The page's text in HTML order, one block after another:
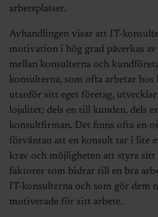
arbetsplatser.
Avhandlingen visar att IT-
motivation i hög grad påverkas av
mellan konsulterna och
konsulterna, som ofta arbetar hos
utanför sitt eget företag,
lojalitet; dels en till kunden, dels
konsultfirman. Det finns ofta en
förväntan att en konsult tar i lite
krav och möjligheten att styra sitt
faktorer som bidrar till en bra
IT-konsulterna och som gör dem
motiverade för sitt arbete.